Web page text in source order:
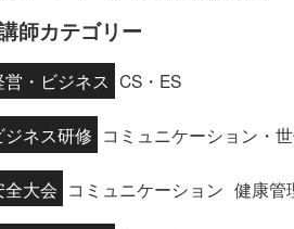
師カテゴリー
営・ビジネス CS・ES
ジネス研修 コミュニケーション・
全大会 コミュニケーション 健康管